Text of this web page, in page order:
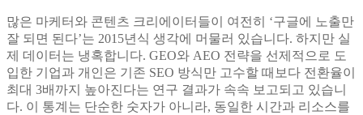
많은 마케터와 콘텐츠 크리에이터들이 여전히 ‘구글에 노출만
잘 되면 된다’는 2015년식 생각에 머물러 있습니다. 하지만 실
제 데이터는 냉혹합니다. GEO와 AEO 전략을 선제적으로 도
입한 기업과 개인은 기존 SEO 방식만 고수할 때보다 전환율이
최대 3배까지 높아진다는 연구 결과가 속속 보고되고 있습니
다. 이 통계는 단순한 숫자가 아니라, 동일한 시간과 리소스를